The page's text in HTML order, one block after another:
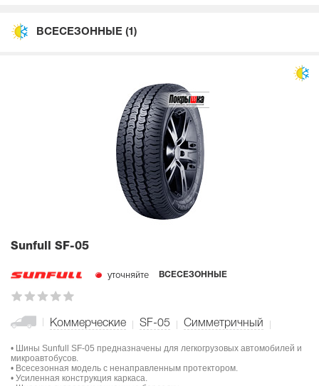
ВСЕСЕЗОННЫЕ (1)
Sunfull SF-05
уточняйте ВСЕСЕЗОННЫЕ
Коммерческие SF-05 Симметричный
• Шины Sunfull SF-05 предназначены для легкогрузовых автомобилей и
микроавтобусов.
• Всесезонная модель с ненаправленным протектором.
• Усиленная конструкция каркаса.